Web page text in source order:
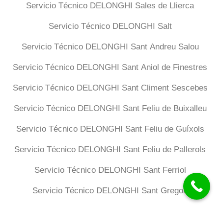
Servicio Técnico DELONGHI Sales de Llierca
Servicio Técnico DELONGHI Salt
Servicio Técnico DELONGHI Sant Andreu Salou
Servicio Técnico DELONGHI Sant Aniol de Finestres
Servicio Técnico DELONGHI Sant Climent Sescebes
Servicio Técnico DELONGHI Sant Feliu de Buixalleu
Servicio Técnico DELONGHI Sant Feliu de Guíxols
Servicio Técnico DELONGHI Sant Feliu de Pallerols
Servicio Técnico DELONGHI Sant Ferriol
Servicio Técnico DELONGHI Sant Gregori